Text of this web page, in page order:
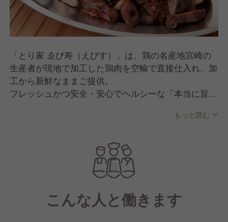
「とり家 ゑび寿（えびす）」は、鶏の名産地宮崎の
生産者が現地で加工した鶏肉を空輸で直接仕入れ、加
工から新鮮なままご提供。
フレッシュかつ安全・安心でヘルシーな「本当に旨い
しっかり食べて、しっかり飲める“コストパフォーマ
ンスが高い”大衆酒場です。
もっと読む
こんな人と働きます